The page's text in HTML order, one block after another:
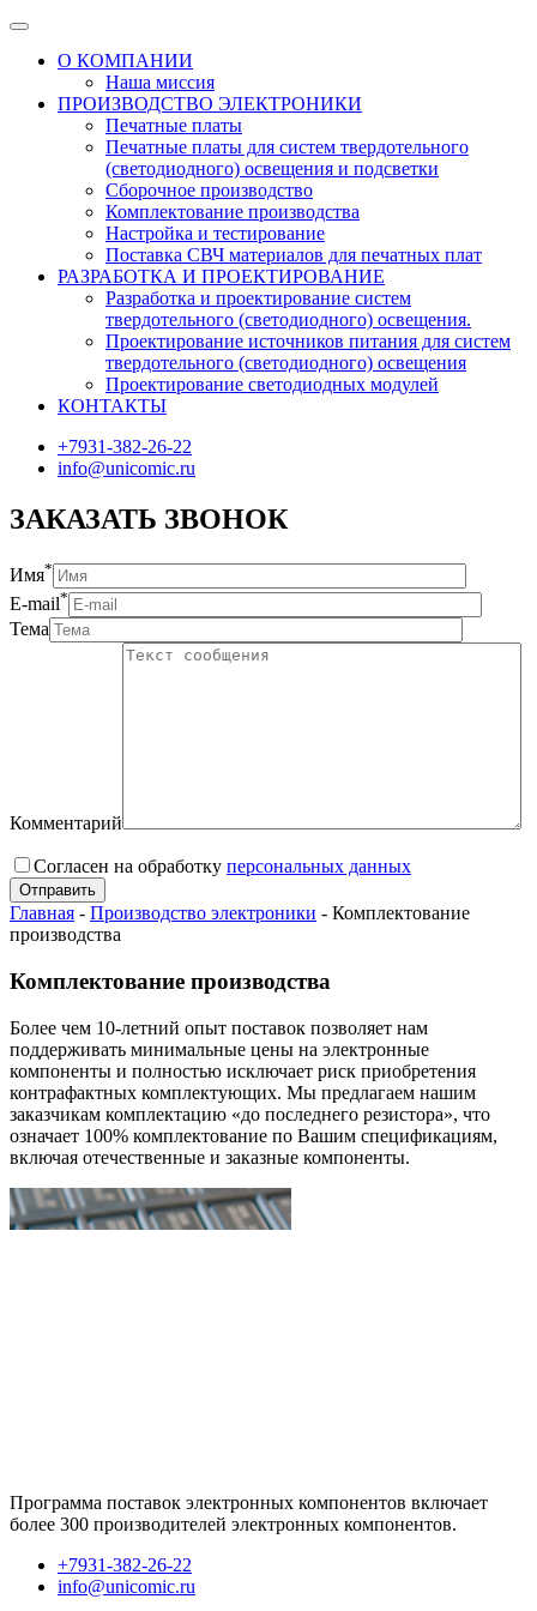
О КОМПАНИИ
Наша миссия
ПРОИЗВОДСТВО ЭЛЕКТРОНИКИ
Печатные платы
Печатные платы для систем твердотельного
(светодиодного) освещения и подсветки
Сборочное производство
Комплектование производства
Настройка и тестирование
Поставка СВЧ материалов для печатных плат
РАЗРАБОТКА И ПРОЕКТИРОВАНИЕ
Разработка и проектирование систем
твердотельного (светодиодного) освещения.
Проектирование источников питания для систем
твердотельного (светодиодного) освещения
Проектирование светодиодных модулей
КОНТАКТЫ
+7931-382-26-22
info@unicomic.ru
ЗАКАЗАТЬ ЗВОНОК
Имя*
E-mail*
Тема
Комментарий
Согласен на обработку персональныx данных
Главная - Производство электроники - Комплектование
производства
Комплектование производства
Более чем 10-летний опыт поставок позволяет нам
поддерживать минимальные цены на электронные
компоненты и полностью исключает риск приобретения
контрафактных комплектующих. Мы предлагаем нашим
заказчикам комплектацию «до последнего резистора», что
означает 100% комплектование по Вашим спецификациям,
включая отечественные и заказные компоненты.
Программа поставок электронных компонентов включает
более 300 производителей электронных компонентов.
+7931-382-26-22
info@unicomic.ru